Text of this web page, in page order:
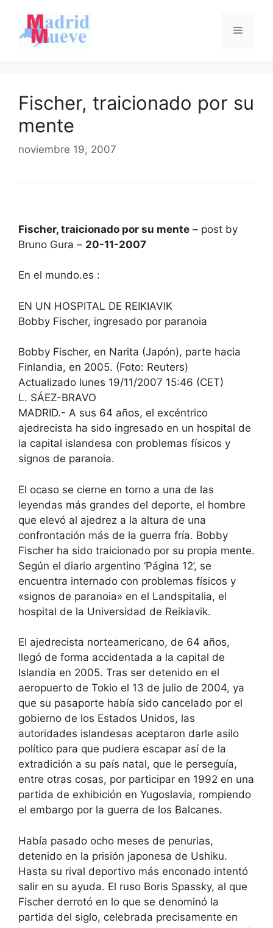
contenido
Menú
Fischer, traicionado por su
mente
noviembre 19, 2007
Fischer, traicionado por su mente – post by
Bruno Gura – 20-11-2007
En el mundo.es :
EN UN HOSPITAL DE REIKIAVIK
Bobby Fischer, ingresado por paranoia
Bobby Fischer, en Narita (Japón), parte hacia
Finlandia, en 2005. (Foto: Reuters)
Actualizado lunes 19/11/2007 15:46 (CET)
L. SÁEZ-BRAVO
MADRID.- A sus 64 años, el excéntrico
ajedrecista ha sido ingresado en un hospital de
la capital islandesa con problemas físicos y
signos de paranoia.
El ocaso se cierne en torno a una de las
leyendas más grandes del deporte, el hombre
que elevó al ajedrez a la altura de una
confrontación más de la guerra fría. Bobby
Fischer ha sido traicionado por su propia mente.
Según el diario argentino ‘Página 12’, se
encuentra internado con problemas físicos y
«signos de paranoia» en el Landspitalia, el
hospital de la Universidad de Reikiavik.
El ajedrecista norteamericano, de 64 años,
llegó de forma accidentada a la capital de
Islandia en 2005. Tras ser detenido en el
aeropuerto de Tokio el 13 de julio de 2004, ya
que su pasaporte había sido cancelado por el
gobierno de los Estados Unidos, las
autoridades islandesas aceptaron darle asilo
político para que pudiera escapar así de la
extradición a su país natal, que le perseguía,
entre otras cosas, por participar en 1992 en una
partida de exhibición en Yugoslavia, rompiendo
el embargo por la guerra de los Balcanes.
Había pasado ocho meses de penurias,
detenido en la prisión japonesa de Ushiku.
Hasta su rival deportivo más enconado intentó
salir en su ayuda. El ruso Boris Spassky, al que
Fischer derrotó en lo que se denominó la
partida del siglo, celebrada precisamente en